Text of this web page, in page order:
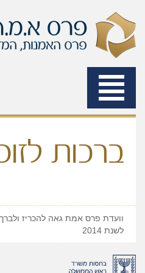
Toggle
navigation
ברכות לזוכים
וועדת פרס אמת גאה להכריז
לשנת 2014